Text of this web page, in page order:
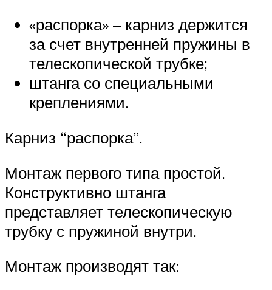
«распорка» – карниз держится
за счет внутренней пружины в
телескопической трубке;
штанга со специальными
креплениями.
Карниз “распорка”.
Монтаж первого типа простой.
Конструктивно штанга
представляет телескопическую
трубку с пружиной внутри.
Монтаж производят так: